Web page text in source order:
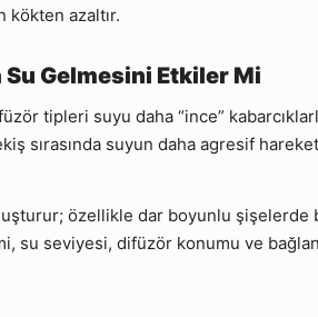
kökten azaltır.
Gelmesini Etkiler Mi
tipleri suyu daha “ince”
sırasında suyun daha agresif
özellikle dar boyunlu şişelerde
su seviyesi, difüzör konumu ve